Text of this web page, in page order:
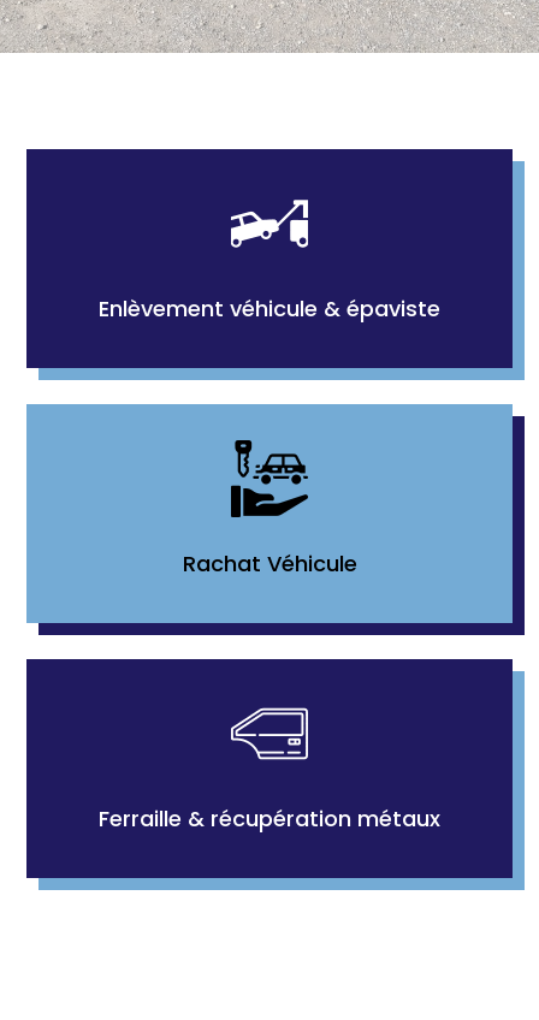
Enlèvement véhicule & épaviste
Rachat Véhicule
Ferraille & récupération métaux